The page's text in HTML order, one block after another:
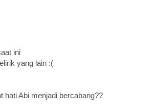
ini
yang lain :(
hati Abi menjadi bercabang??